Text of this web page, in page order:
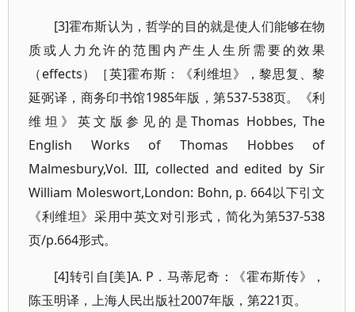
[3]霍布斯认为，哲学的目的就是使人们能够在物
质或人力允许的范围内产生人生所需要的效果
（effects）［英]霍布斯：《利维坦》，黎思复、黎
延弼译，商务印书馆1985年版，第537-538页。《利
维坦》英文版参见的是Thomas Hobbes, The
English Works of Thomas Hobbes of
Malmesbury,Vol. III, collected and edited by Sir
William Moleswort,London: Bohn, p. 664以下引文
《利维坦》采用中英文对引形式，简化为第537-538
页/p.664形式。
[4]转引自[美]A. P．马蒂尼奇：《霍布斯传》，
陈玉明译，上海人民出版社2007年版，第221页。